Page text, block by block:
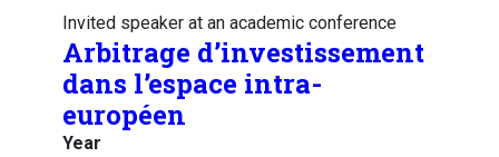
Invited speaker at an academic conference
Arbitrage d’investissement
dans l’espace intra-
européen
Year